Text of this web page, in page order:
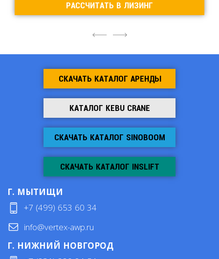
4
РАССЧИТАТЬ В ЛИЗИНГ
6
СКАЧАТЬ КАТАЛОГ АРЕНДЫ
КАТАЛОГ KEBU CRANE
СКАЧАТЬ КАТАЛОГ SINOBOOM
СКАЧАТЬ КАТАЛОГ INSLIFT
Г. МЫТИЩИ
+7 (499) 653 60 34
info@vertex-awp.ru
Г. НИЖНИЙ НОВГОРОД